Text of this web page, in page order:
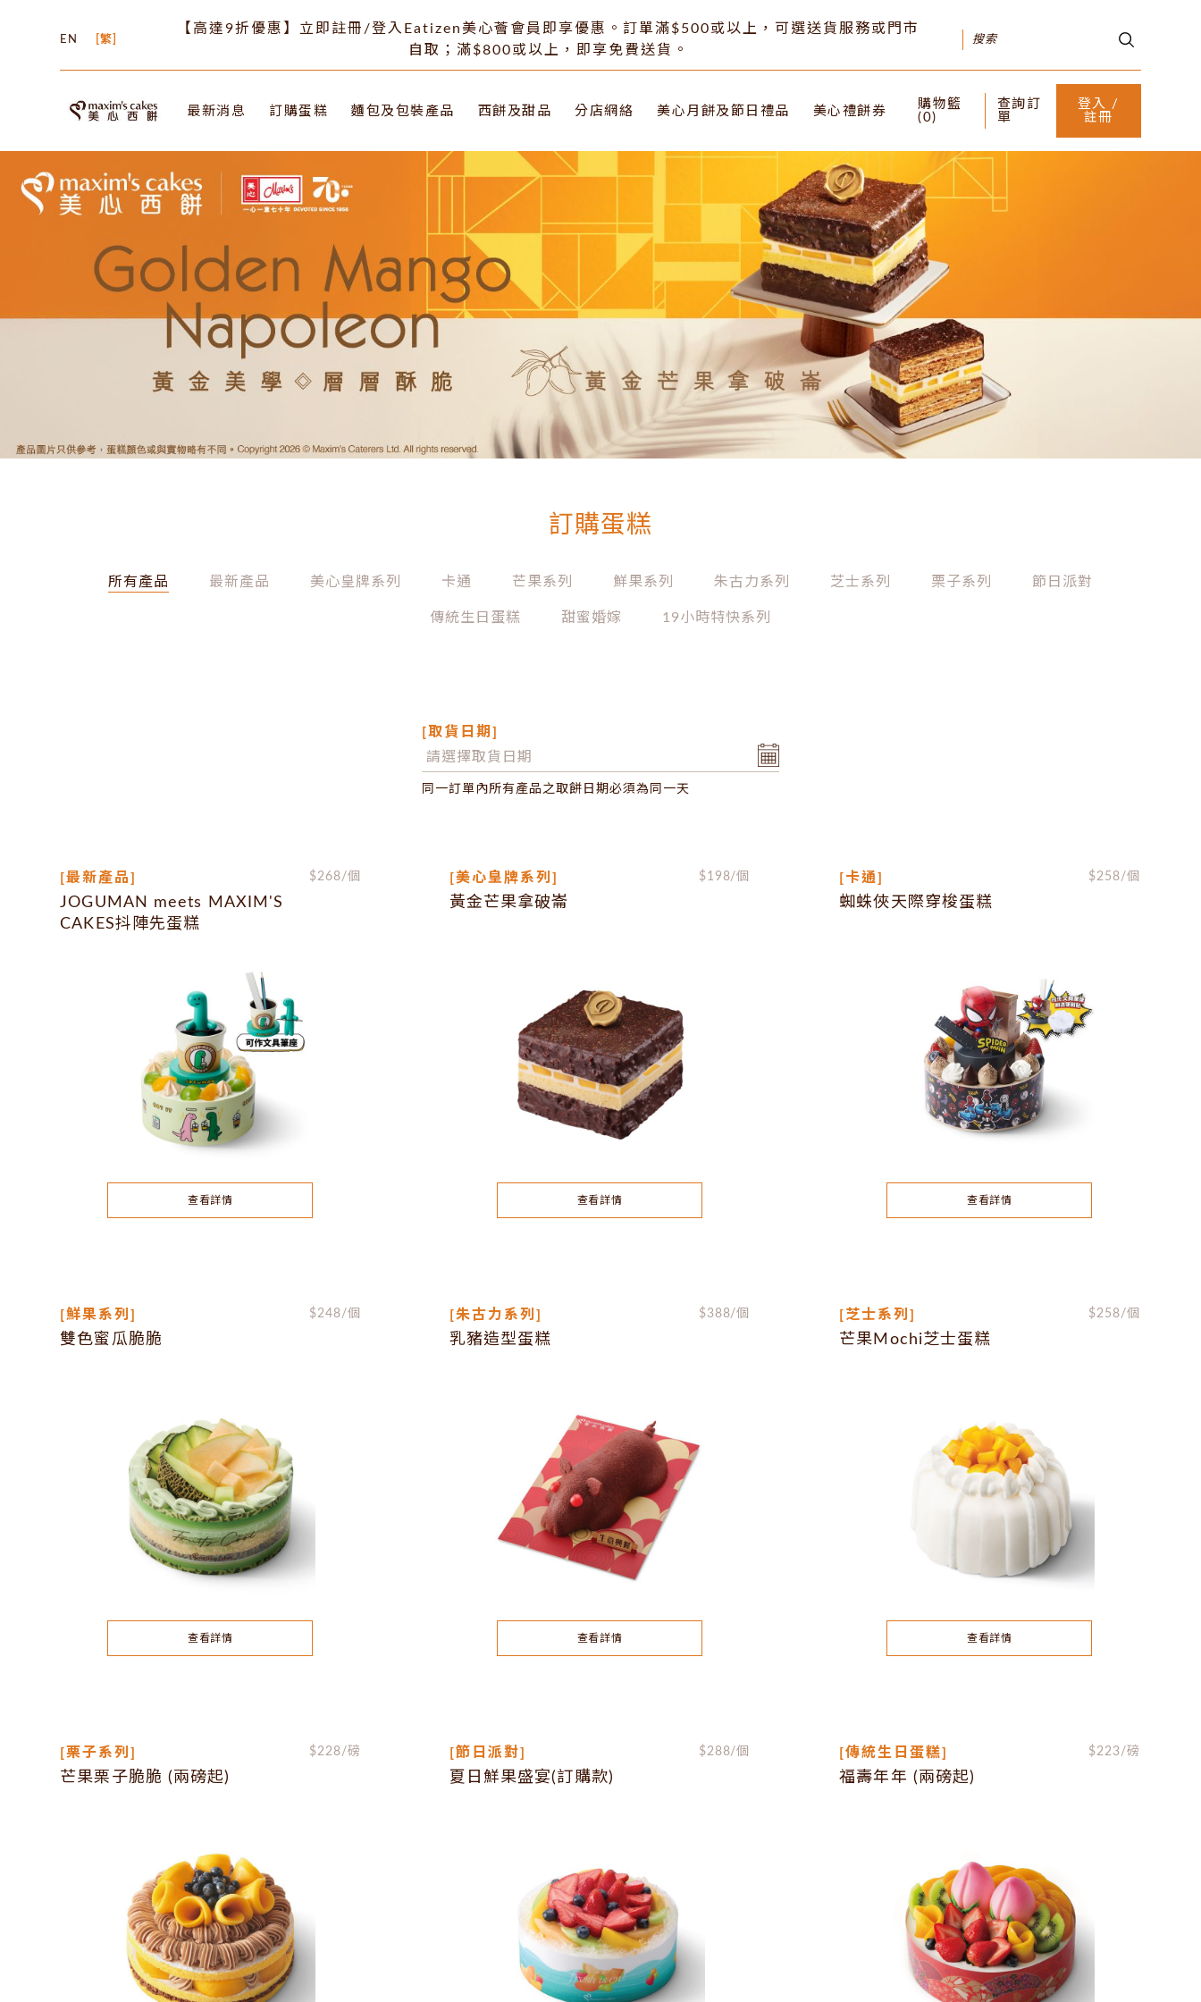
EN 繁
【高達9折優惠】立即註冊/登入Eatizen美心薈會員即享優惠。訂單滿$500或以上，可選送貨服務或門市
自取；滿$800或以上，即享免費送貨。
最新消息 訂購蛋糕 麵包及包裝產品 西餅及甜品 分店網絡 美心月餅及節日禮品 美心禮餅券
購物籃
( 0)
查詢訂
單
登入 /
註冊
訂購蛋糕
所有產品 最新產品 美心皇牌系列 卡通 芒果系列 鮮果系列 朱古力系列 芝士系列 栗子系列 節日派對
傳統生日蛋糕 甜蜜婚嫁 19小時特快系列
[取貨日期]
同一訂單內所有產品之取餅日期必須為同一天
[最新產品] $268/個
JOGUMAN meets MAXIM'S
CAKES抖陣先蛋糕
查看詳情
[美心皇牌系列] $198/個
黃金芒果拿破崙
查看詳情
[卡通] $258/個
蜘蛛俠天際穿梭蛋糕
查看詳情
[鮮果系列] $248/個
雙色蜜瓜脆脆
查看詳情
[朱古力系列] $388/個
乳豬造型蛋糕
查看詳情
[芝士系列] $258/個
芒果Mochi芝士蛋糕
查看詳情
[栗子系列] $228/磅
芒果栗子脆脆 (兩磅起)
[節日派對] $288/個
夏日鮮果盛宴(訂購款)
[傳統生日蛋糕] $223/磅
福壽年年 (兩磅起)